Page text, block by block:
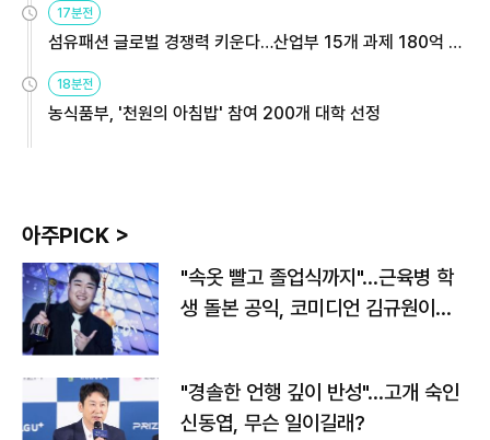
17분전
섬유패션 글로벌 경쟁력 키운다…산업부 15개 과제 180억 지
18분전
농식품부, '천원의 아침밥' 참여 200개 대학 선정
아주PICK >
"속옷 빨고 졸업식까지"…근육병 학
생 돌본 공익, 코미디언 김규원이었
"경솔한 언행 깊이 반성"…고개 숙인
신동엽, 무슨 일이길래?